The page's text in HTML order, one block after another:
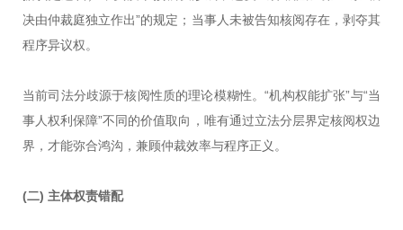
决由仲裁庭独立作出”的规定；当事人未被告知核阅存在，剥夺其
程序异议权。
当前司法分歧源于核阅性质的理论模糊性。“机构权能扩张”与“当
事人权利保障”不同的价值取向，唯有通过立法分层界定核阅权边
界，才能弥合鸿沟，兼顾仲裁效率与程序正义。
(二) 主体权责错配